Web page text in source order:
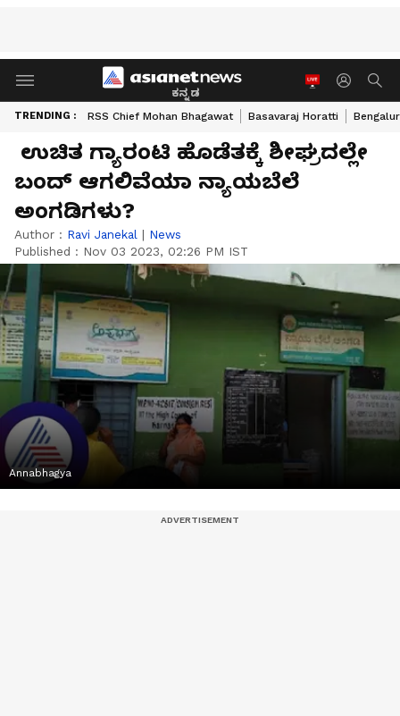
ಕನ್ನಡ
TRENDING : RSS Chief Mohan Bhagawat Basavaraj Horatti
ಉಚಿತ ಗ್ಯಾರಂಟಿ ಹೊಡೆತಕ್ಕೆ ಶೀಘ್ರದಲ್ಲೇ
ಬಂದ್ ಆಗಲಿವೆಯಾ ನ್ಯಾಯಬೆಲೆ
ಅಂಗಡಿಗಳು?
Author : Ravi Janekal | News
Published : Nov 03 2023, 02:26 PM IST
Annabhagya